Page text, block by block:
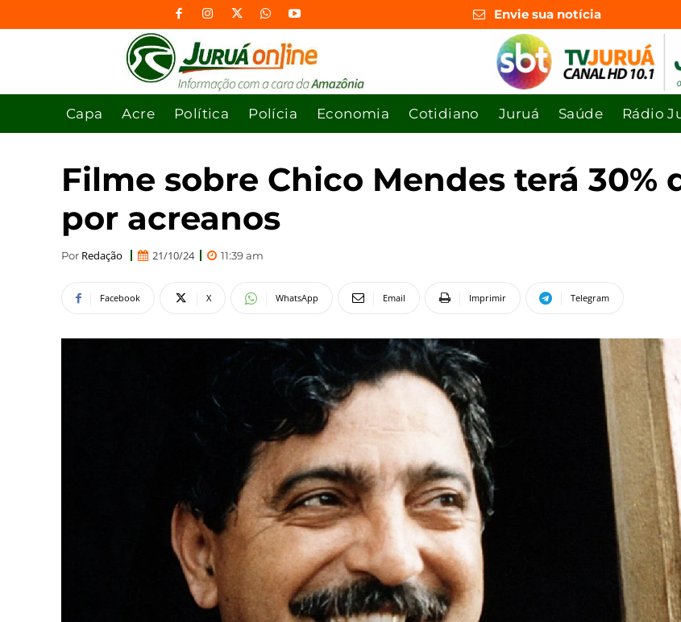
Envie sua notícia
Capa Acre Política Polícia Economia Cotidiano Juruá Saúde Rádio
Filme sobre Chico Mendes terá 30%
por acreanos
Por Redação 21/10/24 11:39 am
Facebook X WhatsApp Email Imprimir Telegram